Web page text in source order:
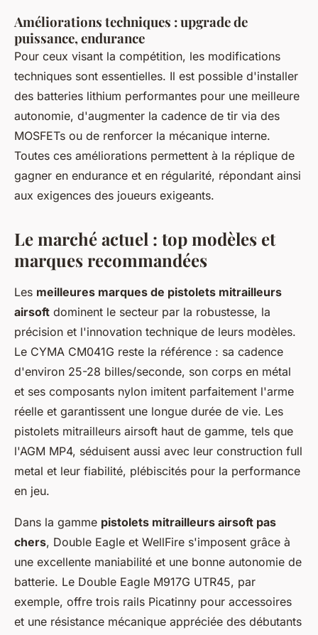
Améliorations techniques : upgrade de
puissance, endurance
Pour ceux visant la compétition, les modifications
techniques sont essentielles. Il est possible d'installer
des batteries lithium performantes pour une meilleure
autonomie, d'augmenter la cadence de tir via des
MOSFETs ou de renforcer la mécanique interne.
Toutes ces améliorations permettent à la réplique de
gagner en endurance et en régularité, répondant ainsi
aux exigences des joueurs exigeants.
Le marché actuel : top modèles et
marques recommandées
Les meilleures marques de pistolets mitrailleurs
airsoft dominent le secteur par la robustesse, la
précision et l'innovation technique de leurs modèles.
Le CYMA CM041G reste la référence : sa cadence
d'environ 25-28 billes/seconde, son corps en métal
et ses composants nylon imitent parfaitement l'arme
réelle et garantissent une longue durée de vie. Les
pistolets mitrailleurs airsoft haut de gamme, tels que
l'AGM MP4, séduisent aussi avec leur construction full
metal et leur fiabilité, plébiscités pour la performance
en jeu.
Dans la gamme pistolets mitrailleurs airsoft pas
chers, Double Eagle et WellFire s'imposent grâce à
une excellente maniabilité et une bonne autonomie de
batterie. Le Double Eagle M917G UTR45, par
exemple, offre trois rails Picatinny pour accessoires
et une résistance mécanique appréciée des débutants